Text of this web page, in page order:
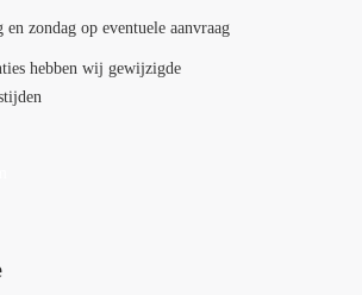
en zondag op eventuele aanvraag
hebben wij gewijzigde